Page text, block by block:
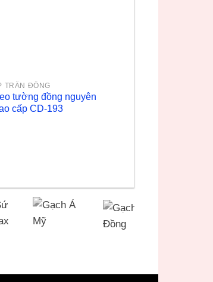
TRẦN ĐỒNG
tường đồng nguyên
cấp CD-193